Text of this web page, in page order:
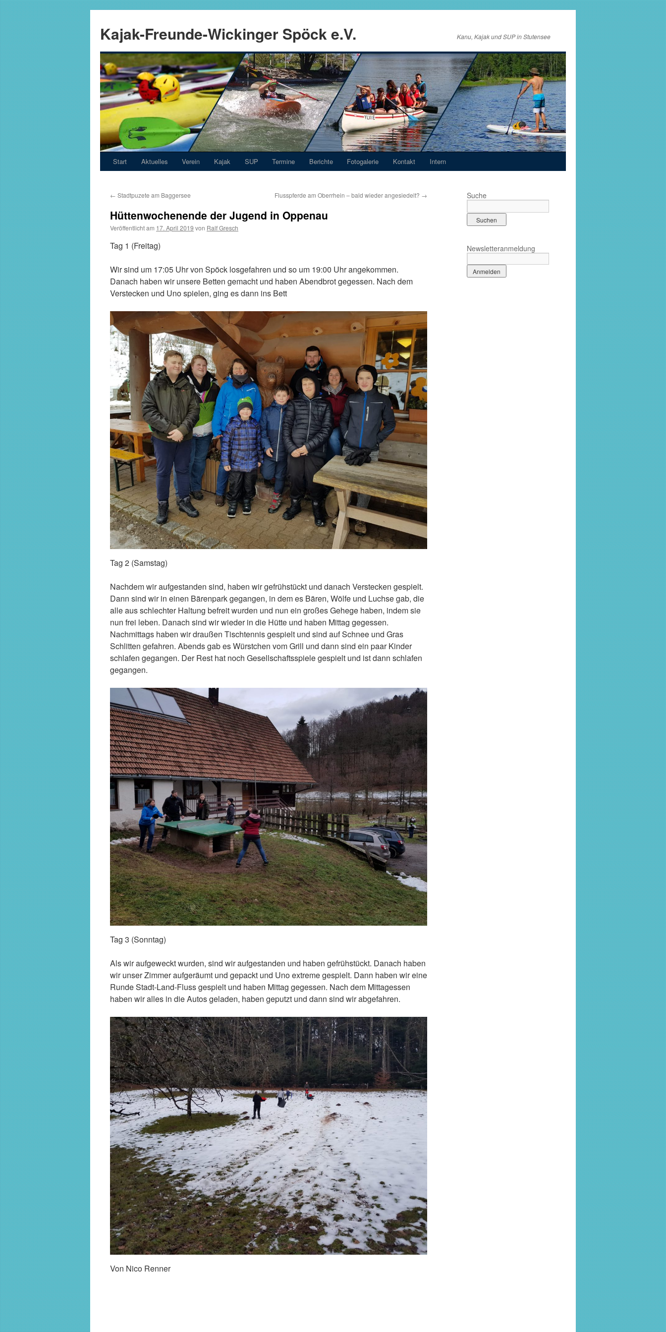
springen
Kajak-Freunde-Wickinger Spöck e.V. Kanu, Kajak und SUP in Stutensee
Start Aktuelles Verein Kajak SUP Termine Berichte Fotogalerie Kontakt Intern
← Stadtpuzete am Baggersee Flusspferde am Oberrhein – bald wieder angesiedelt? →
Hüttenwochenende der Jugend in Oppenau
Veröffentlicht am 17. April 2019 von Ralf Gresch
Tag 1 (Freitag)
Wir sind um 17:05 Uhr von Spöck losgefahren und so um 19:00 Uhr angekommen.
Danach haben wir unsere Betten gemacht und haben Abendbrot gegessen. Nach dem
Verstecken und Uno spielen, ging es dann ins Bett
Tag 2 (Samstag)
Nachdem wir aufgestanden sind, haben wir gefrühstückt und danach Verstecken gespielt.
Dann sind wir in einen Bärenpark gegangen, in dem es Bären, Wölfe und Luchse gab, die
alle aus schlechter Haltung befreit wurden und nun ein großes Gehege haben, indem sie
nun frei leben. Danach sind wir wieder in die Hütte und haben Mittag gegessen.
Nachmittags haben wir draußen Tischtennis gespielt und sind auf Schnee und Gras
Schlitten gefahren. Abends gab es Würstchen vom Grill und dann sind ein paar Kinder
schlafen gegangen. Der Rest hat noch Gesellschaftsspiele gespielt und ist dann schlafen
gegangen.
Tag 3 (Sonntag)
Als wir aufgeweckt wurden, sind wir aufgestanden und haben gefrühstückt. Danach haben
wir unser Zimmer aufgeräumt und gepackt und Uno extreme gespielt. Dann haben wir eine
Runde Stadt-Land-Fluss gespielt und haben Mittag gegessen. Nach dem Mittagessen
haben wir alles in die Autos geladen, haben geputzt und dann sind wir abgefahren.
Von Nico Renner
Suche
Newsletteranmeldung